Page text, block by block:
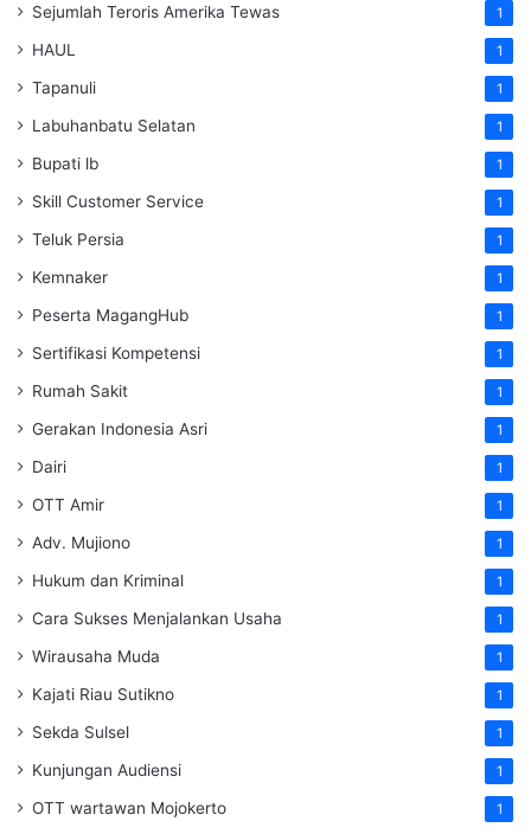
Sejumlah Teroris Amerika Tewas 1
HAUL 1
Tapanuli 1
Labuhanbatu Selatan 1
Bupati lb 1
Skill Customer Service 1
Teluk Persia 1
Kemnaker 1
Peserta MagangHub 1
Sertifikasi Kompetensi 1
Rumah Sakit 1
Gerakan Indonesia Asri 1
Dairi 1
OTT Amir 1
Adv. Mujiono 1
Hukum dan Kriminal 1
Cara Sukses Menjalankan Usaha 1
Wirausaha Muda 1
Kajati Riau Sutikno 1
Sekda Sulsel 1
Kunjungan Audiensi 1
OTT wartawan Mojokerto 1